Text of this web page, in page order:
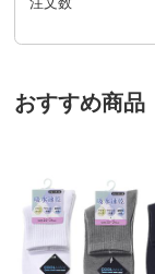
おすすめ商品